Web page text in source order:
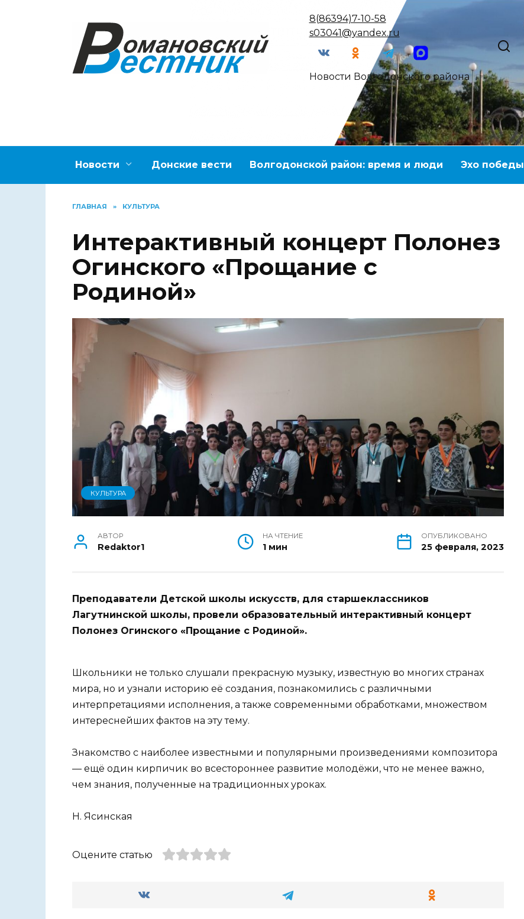
8(86394)7-10-58
s03041@yandex.ru
Новости Волгодонского района
Новости Донские вести Волгодонской район: время и люди Эхо победы
ГЛАВНАЯ » КУЛЬТУРА
Интерактивный концерт Полонез
Огинского «Прощание с
Родиной»
КУЛЬТУРА
АВТОР
Redaktor1
НА ЧТЕНИЕ
1 мин
ОПУБЛИКОВАНО
25 февраля, 2023
Преподаватели Детской школы искусств, для старшеклассников
Лагутнинской школы, провели образовательный интерактивный концерт
Полонез Огинского «Прощание с Родиной».
Школьники не только слушали прекрасную музыку, известную во многих странах
мира, но и узнали историю её создания, познакомились с различными
интерпретациями исполнения, а также современными обработками, множеством
интереснейших фактов на эту тему.
Знакомство с наиболее известными и популярными произведениями композитора
— ещё один кирпичик во всестороннее развитие молодёжи, что не менее важно,
чем знания, полученные на традиционных уроках.
Н. Ясинская
Оцените статью